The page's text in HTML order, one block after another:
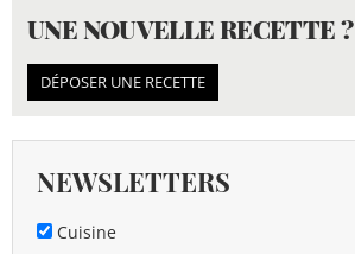
UNE NOUVELLE RECETTE ?
DÉPOSER UNE RECETTE
NEWSLETTERS
Cuisine